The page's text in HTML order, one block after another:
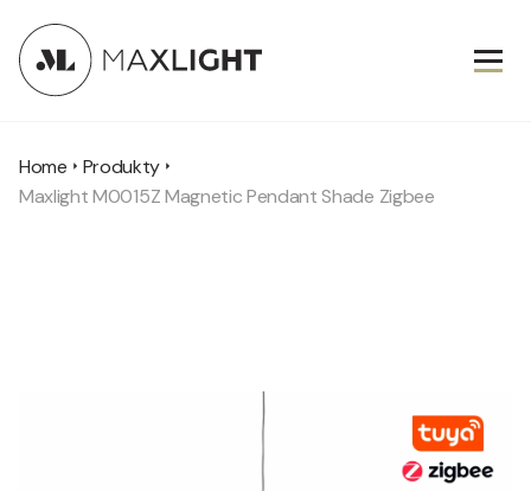
Home
Produkty
Maxlight M0015Z Magnetic Pendant Shade Zigbee